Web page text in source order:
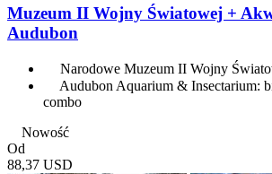
Muzeum II Wojny Światowej +
Audubon
Narodowe Muzeum II Wojny
Audubon Aquarium & Insectarium:
combo
Nowość
Od
88,37 USD